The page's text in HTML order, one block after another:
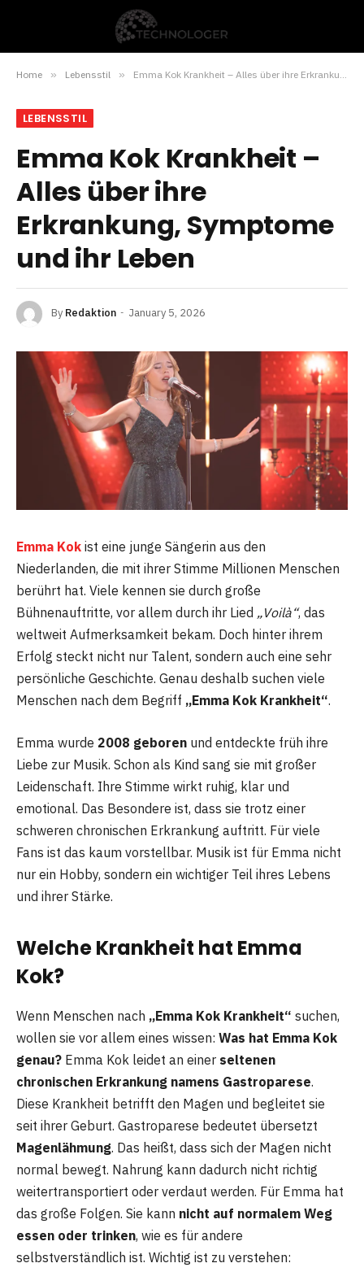
Home » Lebensstil » Emma Kok Krankheit – Alles über ihre Erkrankung, Symptome und ihr Leben
LEBENSSTIL
Emma Kok Krankheit –
Alles über ihre
Erkrankung, Symptome
und ihr Leben
By Redaktion January 5, 2026
Emma Kok ist eine junge Sängerin aus den
Niederlanden, die mit ihrer Stimme Millionen Menschen
berührt hat. Viele kennen sie durch große
Bühnenauftritte, vor allem durch ihr Lied „Voilà“, das
weltweit Aufmerksamkeit bekam. Doch hinter ihrem
Erfolg steckt nicht nur Talent, sondern auch eine sehr
persönliche Geschichte. Genau deshalb suchen viele
Menschen nach dem Begriff „Emma Kok Krankheit“.
Emma wurde 2008 geboren und entdeckte früh ihre
Liebe zur Musik. Schon als Kind sang sie mit großer
Leidenschaft. Ihre Stimme wirkt ruhig, klar und
emotional. Das Besondere ist, dass sie trotz einer
schweren chronischen Erkrankung auftritt. Für viele
Fans ist das kaum vorstellbar. Musik ist für Emma nicht
nur ein Hobby, sondern ein wichtiger Teil ihres Lebens
und ihrer Stärke.
Welche Krankheit hat Emma
Kok?
Wenn Menschen nach „Emma Kok Krankheit“ suchen,
wollen sie vor allem eines wissen: Was hat Emma Kok
genau? Emma Kok leidet an einer seltenen
chronischen Erkrankung namens Gastroparese.
Diese Krankheit betrifft den Magen und begleitet sie
seit ihrer Geburt. Gastroparese bedeutet übersetzt
Magenlähmung. Das heißt, dass sich der Magen nicht
normal bewegt. Nahrung kann dadurch nicht richtig
weitertransportiert oder verdaut werden. Für Emma hat
das große Folgen. Sie kann nicht auf normalem Weg
essen oder trinken, wie es für andere
selbstverständlich ist. Wichtig ist zu verstehen: